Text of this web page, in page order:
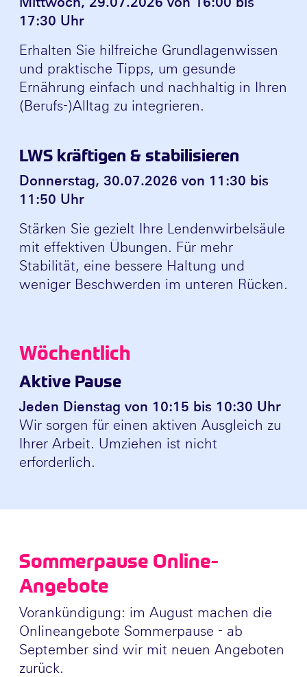
17:30 Uhr
Erhalten Sie hilfreiche Grundlagenwissen
und praktische Tipps, um gesunde
Ernährung einfach und nachhaltig in Ihren
(Berufs-)Alltag zu integrieren.
LWS kräftigen & stabilisieren
Donnerstag, 30.07.2026 von 11:30 bis
11:50 Uhr
Stärken Sie gezielt Ihre Lendenwirbelsäule
mit effektiven Übungen. Für mehr
Stabilität, eine bessere Haltung und
weniger Beschwerden im unteren Rücken.
Wöchentlich
Aktive Pause
Jeden Dienstag von 10:15 bis 10:30 Uhr
Wir sorgen für einen aktiven Ausgleich zu
Ihrer Arbeit. Umziehen ist nicht
erforderlich.
Sommerpause Online-
Angebote
Vorankündigung: im August machen die
Onlineangebote Sommerpause - ab
September sind wir mit neuen Angeboten
zurück.